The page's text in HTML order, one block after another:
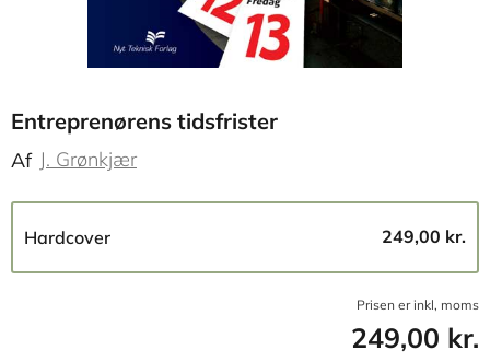
Entreprenørens tidsfrister
Af J. Grønkjær
Hardcover 249,00 kr.
Prisen er inkl, moms
249,00 kr.